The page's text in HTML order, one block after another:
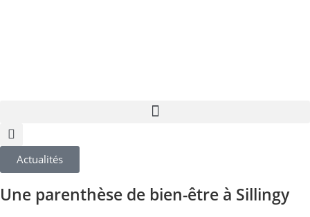
Actualités
Une parenthèse de bien-être à Sillingy